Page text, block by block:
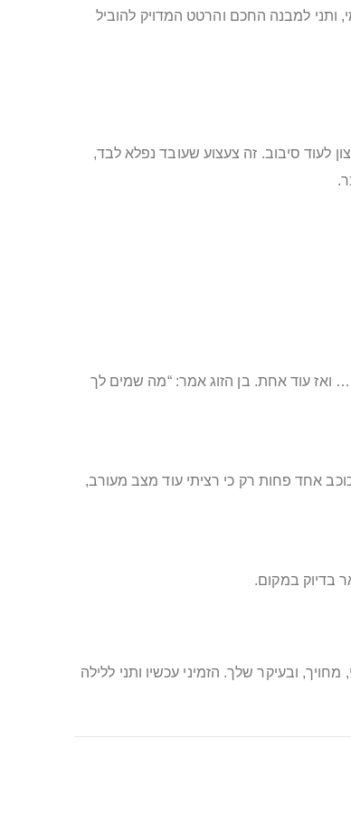
למבנה החכם והרטט המדויק להוביל
לעוד סיבוב. זה צעצוע שעובד נפלא לבד,
מהר מדי… ואז עוד אחת. בן הזוג אמר: “מה שמים לך
אחד פחות רק כי רציתי עוד מצב מעורב,
בדיוק במקום.
ובעיקר שלך. הזמיני עכשיו ותני ללילה